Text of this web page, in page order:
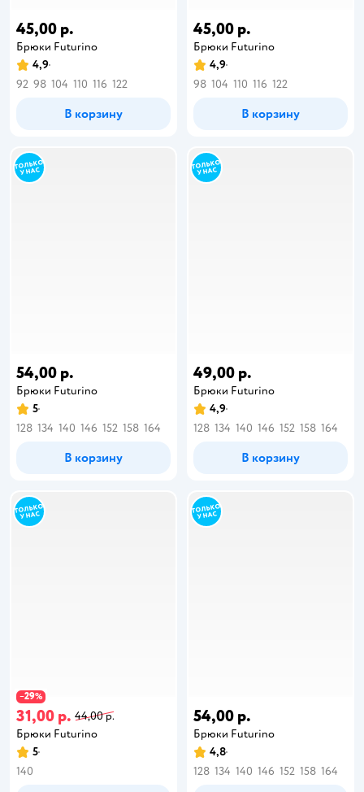
45,00 р.
Брюки Futurino
4,9
92 98 104 110 116 122
В корзину
45,00 р.
Брюки Futurino
4,9
98 104 110 116 122
В корзину
54,00 р.
Брюки Futurino
5
128 134 140 146 152 158 164
В корзину
49,00 р.
Брюки Futurino
4,9
128 134 140 146 152 158 164
В корзину
−29%
31,00 р. 44,00 р.
Брюки Futurino
5
140
54,00 р.
Брюки Futurino
4,8
128 134 140 146 152 158 164